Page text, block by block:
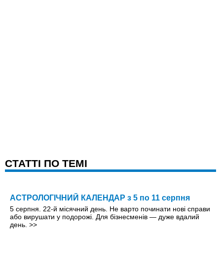
CТАТТІ ПО ТЕМІ
АСТРОЛОГІЧНИЙ КАЛЕНДАР з 5 по 11 серпня
5 серпня. 22-й місячний день. Не варто починати нові справи
або вирушати у подорожі. Для бізнесменів — дуже вдалий
день. >>